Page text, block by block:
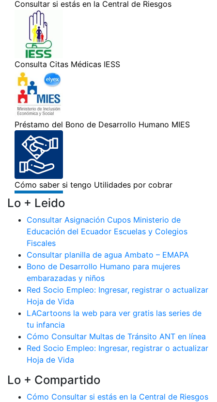
Lo + Leido
Consultar Asignación Cupos Ministerio de
Educación del Ecuador Escuelas y Colegios
Fiscales
Consultar planilla de agua Ambato – EMAPA
Bono de Desarrollo Humano para mujeres
embarazadas y niños
Red Socio Empleo: Ingresar, registrar o actualizar
Hoja de Vida
LACartoons la web para ver gratis las series de
tu infancia
Cómo Consultar Multas de Tránsito ANT en línea
Red Socio Empleo: Ingresar, registrar o actualizar
Hoja de Vida
Lo + Compartido
Cómo Consultar si estás en la Central de Riesgos